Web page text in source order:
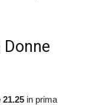
Donne
in prima